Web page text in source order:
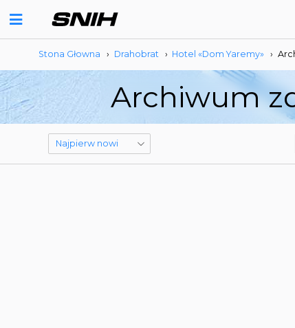
Stona Głowna › Drahobrat › Hotel «Dom Yaremy» ›
Archiwum